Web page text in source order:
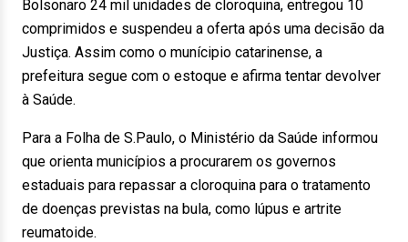
Bolsonaro 24 mil unidades de cloroquina, entregou 10
comprimidos e suspendeu a oferta após uma decisão da
Justiça. Assim como o munícipio catarinense, a
prefeitura segue com o estoque e afirma tentar devolver
à Saúde.
Para a Folha de S.Paulo, o Ministério da Saúde informou
que orienta municípios a procurarem os governos
estaduais para repassar a cloroquina para o tratamento
de doenças previstas na bula, como lúpus e artrite
reumatoide.